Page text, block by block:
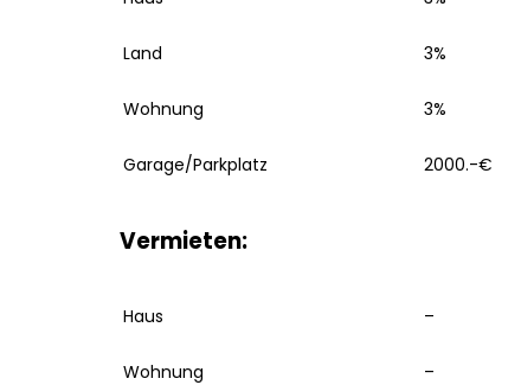
Land 3%
Wohnung 3%
Garage/Parkplatz 2000.-€
Vermieten:
Haus –
Wohnung –